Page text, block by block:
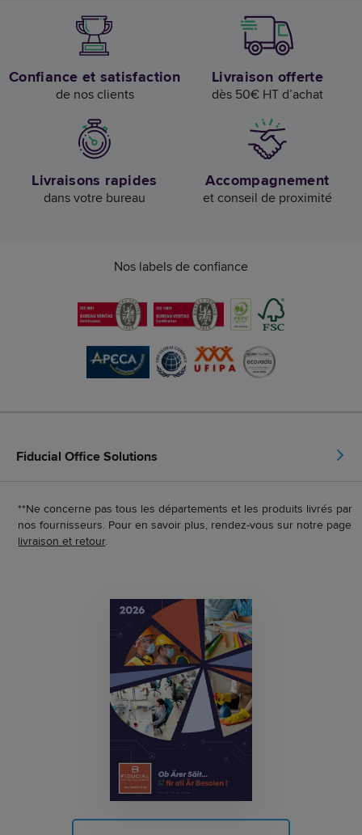
Confiance et satisfaction
de nos clients
Livraison offerte
dès 50€ HT d’achat
Livraisons rapides
dans votre bureau
Accompagnement
et conseil de proximité
Nos labels de confiance
Fiducial Office Solutions
**Ne concerne pas tous les départements et les produits livrés par
nos fournisseurs. Pour en savoir plus, rendez-vous sur notre page
livraison et retour.